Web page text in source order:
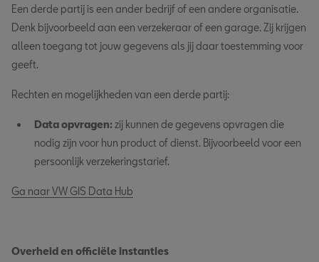
Een derde partij is een ander bedrijf of een andere organisatie.
Denk bijvoorbeeld aan een verzekeraar of een garage. Zij krijgen
alleen toegang tot jouw gegevens als jij daar toestemming voor
geeft.
Rechten en mogelijkheden van een derde partij:
Data opvragen: zij kunnen de gegevens opvragen die
nodig zijn voor hun product of dienst. Bijvoorbeeld voor een
persoonlijk verzekeringstarief.
Ga naar VW GIS Data Hub
Overheid en officiële instanties